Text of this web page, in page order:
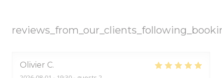
Olivier C